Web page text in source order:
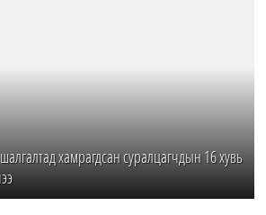
хамрагдсан суралцагчдын 16 хувь